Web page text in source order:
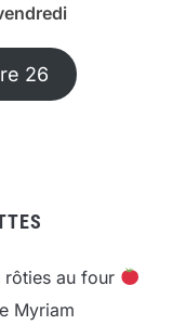
26
rôties au four
Myriam